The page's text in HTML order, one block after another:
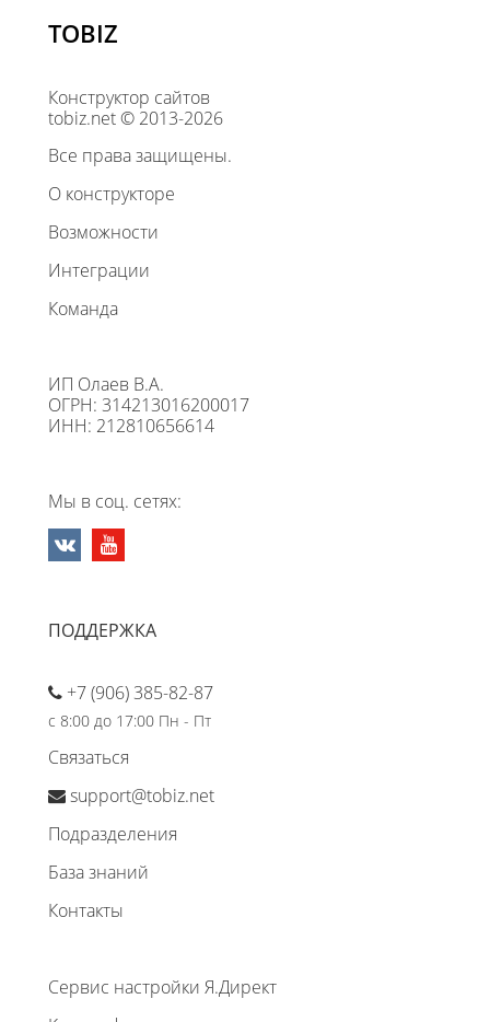
TOBIZ
Конструктор сайтов
tobiz.net © 2013-2026
Все права защищены.
О конструкторе
Возможности
Интеграции
Команда
ИП Олаев В.А.
ОГРН: 314213016200017
ИНН: 212810656614
Мы в соц. сетях:
ПОДДЕРЖКА
+7 (906) 385-82-87
с 8:00 до 17:00 Пн - Пт
Связаться
support@tobiz.net
Подразделения
База знаний
Контакты
Сервис настройки Я.Директ